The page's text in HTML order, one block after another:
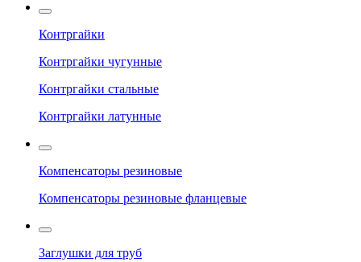
Контргайки
Контргайки чугунные
Контргайки стальные
Контргайки латунные
Компенсаторы резиновые
Компенсаторы резиновые фланцевые
Заглушки для труб